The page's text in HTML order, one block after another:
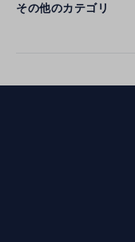
その他のカテゴリ